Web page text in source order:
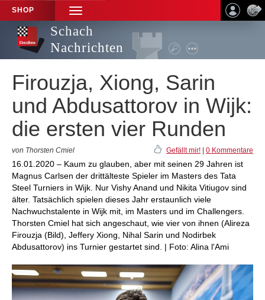
SHOP
TOGGLE
NAVIGATION
Schach
Nachrichten
Firouzja, Xiong, Sarin
und Abdusattorov in Wijk:
die ersten vier Runden
von Thorsten Cmiel Gefällt mir! 0 Kommentare
16.01.2020 – Kaum zu glauben, aber mit seinen 29 Jahren ist
Magnus Carlsen der drittälteste Spieler im Masters des Tata
Steel Turniers in Wijk. Nur Vishy Anand und Nikita Vitiugov sind
älter. Tatsächlich spielen dieses Jahr erstaunlich viele
Nachwuchstalente in Wijk mit, im Masters und im Challengers.
Thorsten Cmiel hat sich angeschaut, wie vier von ihnen (Alireza
Firouzja (Bild), Jeffery Xiong, Nihal Sarin und Nodirbek
Abdusattorov) ins Turnier gestartet sind. | Foto: Alina l'Ami